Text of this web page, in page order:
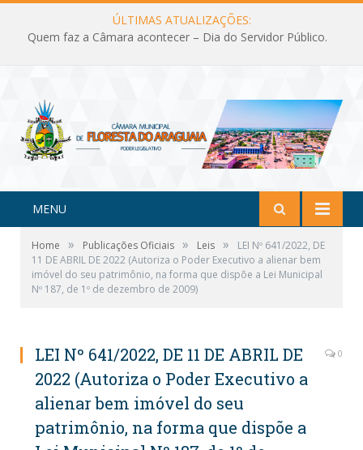
ÚLTIMAS ATUALIZAÇÕES:
Quem faz a Câmara acontecer – Dia do Servidor Público.
MENU
Home » Publicações Oficiais » Leis »
LEI Nº 641/2022, DE
11 DE ABRIL DE 2022 (Autoriza o Poder Executivo a alienar bem
imóvel do seu patrimônio, na forma que dispõe a Lei Municipal
Nº 187, de 1º de dezembro de 2009)
LEI Nº 641/2022, DE 11 DE ABRIL DE
2022 (Autoriza o Poder Executivo a
alienar bem imóvel do seu
patrimônio, na forma que dispõe a
0